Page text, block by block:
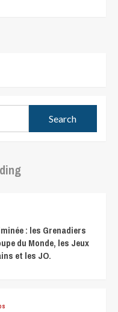
: les Grenadiers
du Monde, les Jeux
et les JO.